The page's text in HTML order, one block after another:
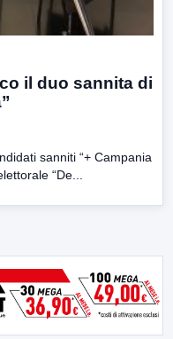
il duo sannita di
sanniti “+ Campania
“De...